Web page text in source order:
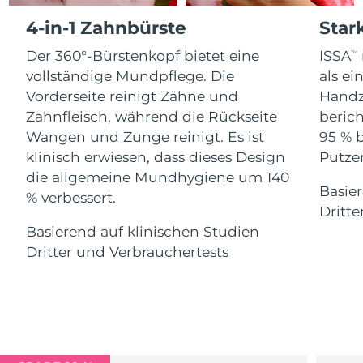
4-in-1 Zahnbürste
Der 360°-Bürstenkopf bietet eine
vollständige Mundpflege. Die
Vorderseite reinigt Zähne und
Zahnfleisch, während die Rückseite
Wangen und Zunge reinigt. Es ist
klinisch erwiesen, dass dieses Design
die allgemeine Mundhygiene um 140
% verbessert.
Basierend auf klinischen Studien
Dritter und Verbrauchertests
ISSATM
als
95 %
For healthy hair
Kosmetik
Kaufe alles
FOREO APP
ÜBER
Isle of Man 8/13/26
Israel Erwartete Lieferung 8/15/26
Italien Erwartete Lieferung 8/11/26
Japan Erwartete Lieferung
Jersey Erwartete Lieferung 8/16/26
Kasachstan
Kuwait Erwartete Lieferung